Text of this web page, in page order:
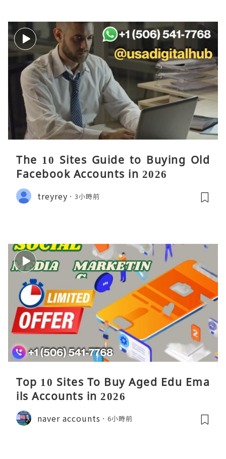
The 10 Sites Guide to Buying Old
Facebook Accounts in 2026
treyrey 3小時前
Top 10 Sites To Buy Aged Edu Ema
ils Accounts in 2026
naver accounts 6小時前